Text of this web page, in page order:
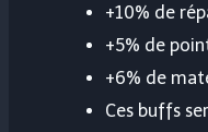
+10% de
+5% de
+6% de
Ces buffs